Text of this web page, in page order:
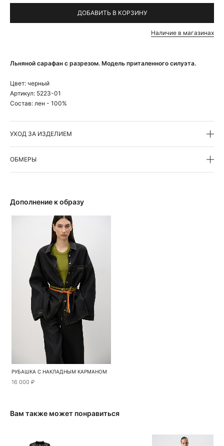
Льняной сарафан с разрезом. Модель приталенного силуэта.
Цвет: черный
Артикул: 5223-01
Состав: лен - 100%
УХОД ЗА ИЗДЕЛИЕМ
ОБМЕРЫ
ДОБАВИТЬ В КОРЗИНУ
Наличие в магазинах
Дополнение к образу
РУБАШКА С НАКЛАДНЫМ КАРМАНОМ
16 000 ₽
Вам также может понравиться